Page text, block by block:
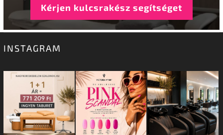
Kérjen kulcsrakész segítséget
INSTAGRAM